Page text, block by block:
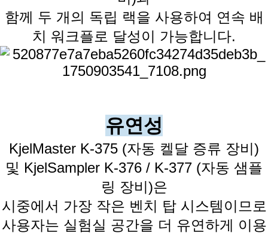
함께 두 개의 독립 랙을 사용하여 연속 배
치 워크플로 달성이 가능합니다.
유연성
KjelMaster K-375 (자동 켈달 증류 장비)
및 KjelSampler K-376 / K-377 (자동 샘플
링 장비)은
시중에서 가장 작은 벤치 탑 시스템이므로
사용자는 실험실 공간을 더 유연하게 이용